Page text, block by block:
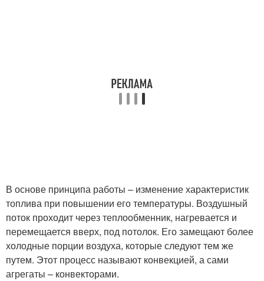
В основе принципа работы – изменение характеристик
топлива при повышении его температуры. Воздушный
поток проходит через теплообменник, нагревается и
перемещается вверх, под потолок. Его замещают более
холодные порции воздуха, которые следуют тем же
путем. Этот процесс называют конвекцией, а сами
агрегаты – конвекторами.